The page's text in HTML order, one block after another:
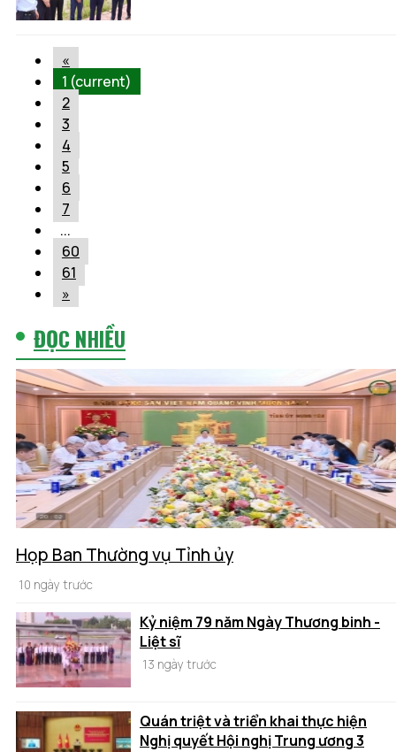
«
1 (current)
2
3
4
5
6
7
...
60
61
»
ĐỌC NHIỀU
Họp Ban Thường vụ Tỉnh ủy
10 ngày trước
Kỷ niệm 79 năm Ngày Thương binh -
Liệt sĩ
13 ngày trước
Quán triệt và triển khai thực hiện
Nghị quyết Hội nghị Trung ương 3